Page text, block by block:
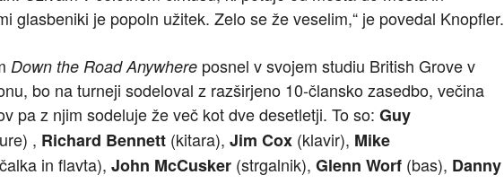
glasbeniki je popoln užitek. Zelo se že veselim,“ je povedal Knopfler.
Down the Road Anywhere posnel v svojem studiu British Grove v
bo na turneji sodeloval z razširjeno 10-člansko zasedbo, večina
pa z njim sodeluje že več kot dve desetletji. To so: Guy
, Richard Bennett (kitara), Jim Cox (klavir), Mike
in flavta), John McCusker (strgalnik), Glenn Worf (bas), Danny